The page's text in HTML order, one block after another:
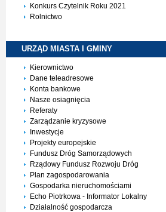
Konkurs Czytelnik Roku 2021
Rolnictwo
URZĄD MIASTA I GMINY
Kierownictwo
Dane teleadresowe
Konta bankowe
Nasze osiagnięcia
Referaty
Zarządzanie kryzysowe
Inwestycje
Projekty europejskie
Fundusz Dróg Samorządowych
Rządowy Fundusz Rozwoju Dróg
Plan zagospodarowania
Gospodarka nieruchomościami
Echo Piotrkowa - Informator Lokalny
Działalność gospodarcza